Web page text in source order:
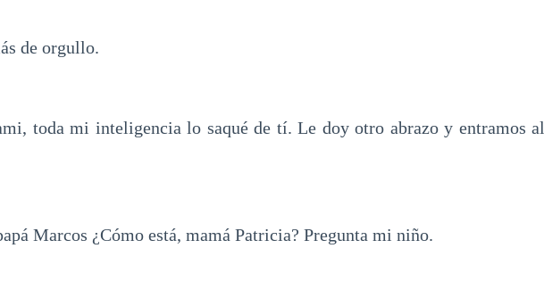
de orgullo.
toda mi inteligencia lo saqué de tí. Le doy otro abrazo y entramos al
Marcos ¿Cómo está, mamá Patricia? Pregunta mi niño.